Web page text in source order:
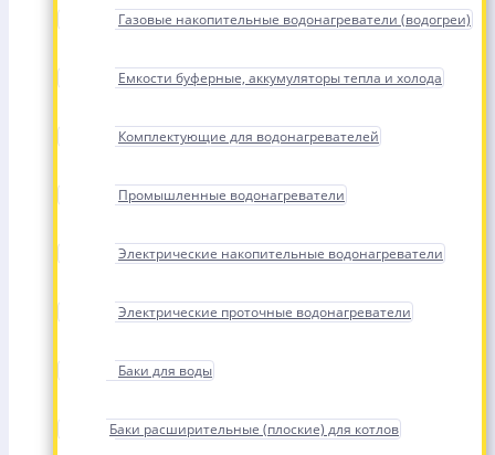
Газовые накопительные водонагреватели (водогреи)
Емкости буферные, аккумуляторы тепла и холода
Комплектующие для водонагревателей
Промышленные водонагреватели
Электрические накопительные водонагреватели
Электрические проточные водонагреватели
Баки для воды
Баки расширительные (плоские) для котлов